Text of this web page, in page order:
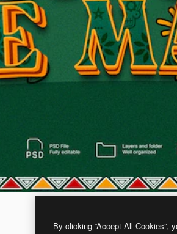
By clicking “Accept All Cookies”,